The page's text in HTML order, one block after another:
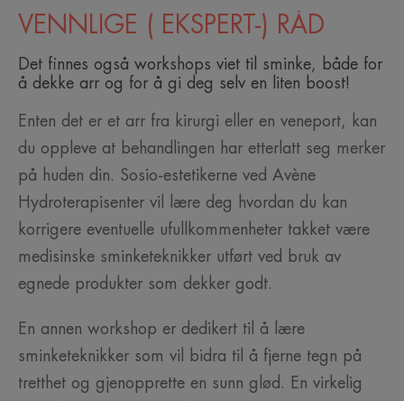
VENNLIGE ( EKSPERT-) RÅD
Det finnes også workshops viet til sminke, både for
å dekke arr og for å gi deg selv en liten boost!
Enten det er et arr fra kirurgi eller en veneport, kan
du oppleve at behandlingen har etterlatt seg merker
på huden din. Sosio-estetikerne ved Avène
Hydroterapisenter vil lære deg hvordan du kan
korrigere eventuelle ufullkommenheter takket være
medisinske sminketeknikker utført ved bruk av
egnede produkter som dekker godt.
En annen workshop er dedikert til å lære
sminketeknikker som vil bidra til å fjerne tegn på
tretthet og gjenopprette en sunn glød. En virkelig